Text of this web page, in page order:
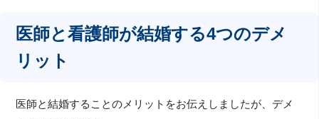
医師と看護師が結婚する4つのデメ
リット
医師と結婚することのメリットをお伝えしましたが、デメ